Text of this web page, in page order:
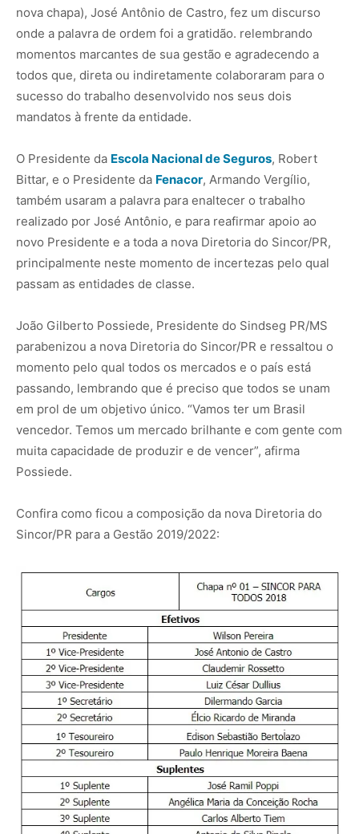
nova chapa), José Antônio de Castro, fez um discurso
onde a palavra de ordem foi a gratidão. relembrando
momentos marcantes de sua gestão e agradecendo a
todos que, direta ou indiretamente colaboraram para o
sucesso do trabalho desenvolvido nos seus dois
mandatos à frente da entidade.
O Presidente da Escola Nacional de Seguros, Robert
Bittar, e o Presidente da Fenacor, Armando Vergílio,
também usaram a palavra para enaltecer o trabalho
realizado por José Antônio, e para reafirmar apoio ao
novo Presidente e a toda a nova Diretoria do Sincor/PR,
principalmente neste momento de incertezas pelo qual
passam as entidades de classe.
João Gilberto Possiede, Presidente do Sindseg PR/MS
parabenizou a nova Diretoria do Sincor/PR e ressaltou o
momento pelo qual todos os mercados e o país está
passando, lembrando que é preciso que todos se unam
em prol de um objetivo único. “Vamos ter um Brasil
vencedor. Temos um mercado brilhante e com gente com
muita capacidade de produzir e de vencer”, afirma
Possiede.
Confira como ficou a composição da nova Diretoria do
Sincor/PR para a Gestão 2019/2022: